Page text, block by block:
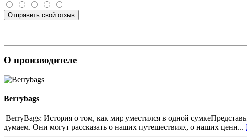
Отправить свой отзыв
О производителе
Berrybags
BerryBags: История о том, как мир уместился в одной
думаем. Они могут рассказать о наших путешествиях, о наших ценн...